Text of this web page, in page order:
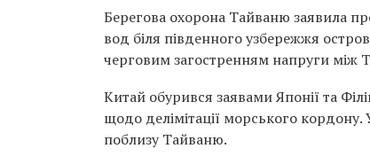
Берегова охорона Тайваню заявила
вод біля південного узбережжя
черговим загостренням напруги між
Китай обурився заявами Японії та
щодо делімітації морського
поблизу Тайваню.